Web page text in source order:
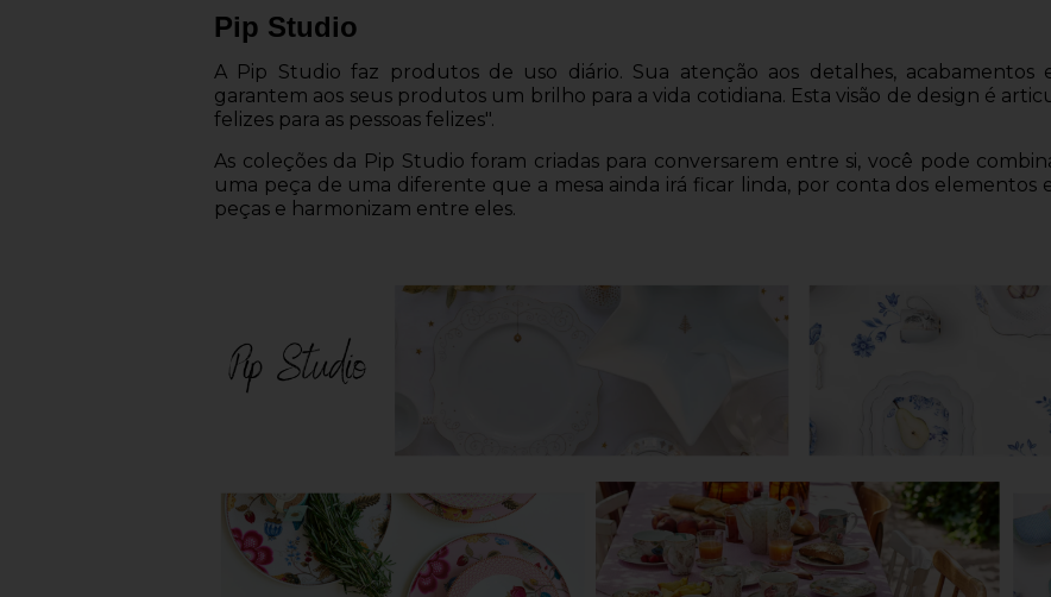
Pip Studio
A Pip Studio faz produtos de uso diário. Sua atenção aos detalhes, acabamentos
garantem aos seus produtos um brilho para a vida cotidiana. Esta visão de design é
felizes para as pessoas felizes".
As coleções da Pip Studio foram criadas para conversarem entre si, você pode
uma peça de uma diferente que a mesa ainda irá ficar linda, por conta dos elementos
peças e harmonizam entre eles.